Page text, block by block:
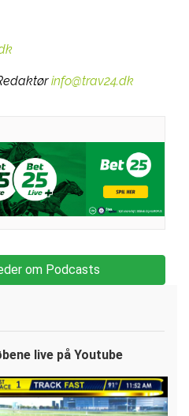
info@trav24.dk
om Podcasts
live på Youtube